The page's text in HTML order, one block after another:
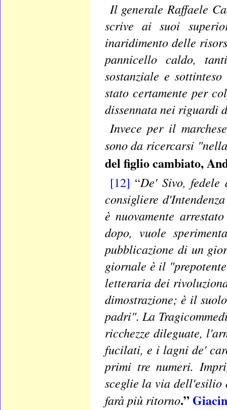
Il generale Raffaele
scrive ai suoi
inaridimento delle
pannicello caldo,
sostanziale e
stato certamente per
dissennata nei riguardi
Invece per il
sono da ricercarsi
del figlio cambiato,
[12] “De' Sivo,
consigliere
è nuovamente
dopo, vuole
pubblicazione di un
giornale è il
letteraria dei
dimostrazione; è il
padri". La
ricchezze dileguate,
fucilati, e i lagni de'
primi tre numeri.
sceglie la via dell'esilio
farà più ritorno.”